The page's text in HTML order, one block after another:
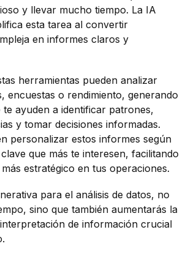
y llevar mucho tiempo. La IA
esta tarea al convertir
en informes claros y
herramientas pueden analizar
encuestas o rendimiento, generando
te ayuden a identificar patrones,
y tomar decisiones informadas.
personalizar estos informes según
que más te interesen, facilitando
estratégico en tus operaciones.
para el análisis de datos, no
sino que también aumentarás la
de información crucial